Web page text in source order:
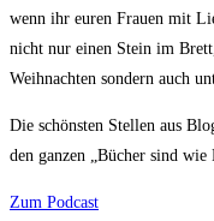
wenn ihr euren Frauen mit
nicht nur einen Stein im
Weihnachten sondern auch
Die schönsten Stellen aus
den ganzen „Bücher sind wie
Zum Podcast